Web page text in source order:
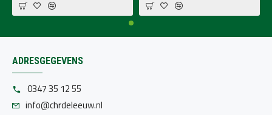
ADRESGEGEVENS
0347 35 12 55
info@chrdeleeuw.nl